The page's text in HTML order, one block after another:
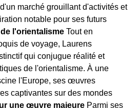
marché grouillant d'activités et
notable pour ses futurs
l'orientalisme Tout en
de voyage, Laurens
qui conjugue réalité et
de l'orientalisme. À une
l'Europe, ses œuvres
captivantes sur des mondes
une œuvre majeure Parmi ses